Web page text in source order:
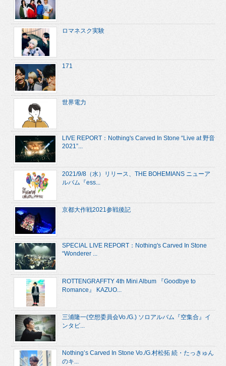
ロマネスク実験
171
世界電力
LIVE REPORT：Nothing's Carved In Stone “Live at 野音
2021”...
2021/9/8（水）リリース、THE BOHEMIANS ニューア
ルバム『ess...
京都大作戦2021参戦後記
SPECIAL LIVE REPORT：Nothing's Carved In Stone
“Wonderer ...
ROTTENGRAFFTY 4th Mini Album 『Goodbye to
Romance』 KAZUO...
三浦隆一(空想委員会Vo./G.) ソロアルバム『空集合』イ
ンタビ...
Nothing’s Carved In Stone Vo./G.村松拓 続・たっきゅん
のキ...